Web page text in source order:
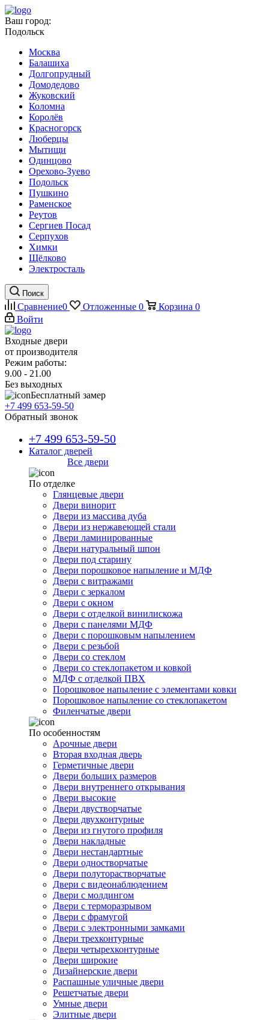
Ваш город:
Подольск
Москва
Балашиха
Долгопрудный
Домодедово
Жуковский
Коломна
Королёв
Красногорск
Люберцы
Мытищи
Одинцово
Орехово-Зуево
Подольск
Пушкино
Раменское
Реутов
Сергиев Посад
Серпухов
Химки
Щёлково
Электросталь
Поиск
Сравнение0 Отложенные 0 Корзина 0
Войти
Входные двери
от производителя
Режим работы:
9.00 - 21.00
Без выходных
Бесплатный замер
+7 499 653-59-50
Обратный звонок
+7 499 653-59-50
Каталог дверей
Все двери
По отделке
Глянцевые двери
Двери винорит
Двери из массива дуба
Двери из нержавеющей стали
Двери ламинированные
Двери натуральный шпон
Двери под старину
Двери порошковое напыление и МДФ
Двери с витражами
Двери с зеркалом
Двери с окном
Двери с отделкой винилискожа
Двери с панелями МДФ
Двери с порошковым напылением
Двери с резьбой
Двери со стеклом
Двери со стеклопакетом и ковкой
МДФ с отделкой ПВХ
Порошковое напыление с элементами ковки
Порошковое напыление со стеклопакетом
Филенчатые двери
По особенностям
Арочные двери
Вторая входная дверь
Герметичные двери
Двери больших размеров
Двери внутреннего открывания
Двери высокие
Двери двустворчатые
Двери двухконтурные
Двери из гнутого профиля
Двери накладные
Двери нестандартные
Двери одностворчатые
Двери полуторастворчатые
Двери с видеонаблюдением
Двери с молдингом
Двери с терморазрывом
Двери с фрамугой
Двери с электронными замками
Двери трехконтурные
Двери четырехконтурные
Двери широкие
Дизайнерские двери
Распашные уличные двери
Решетчатые двери
Умные двери
Элитные двери